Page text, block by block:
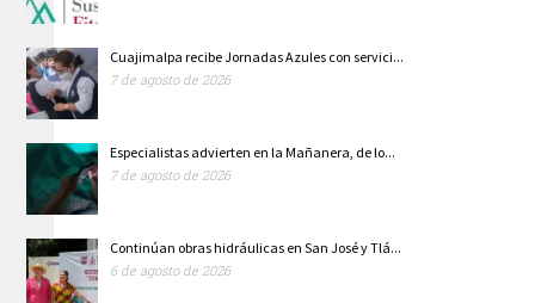
Cuajimalpa recibe Jornadas Azules con servici...
7 de agosto de 2026
Especialistas advierten en la Mañanera, de lo...
7 de agosto de 2026
Continúan obras hidráulicas en San José y Tlá...
6 de agosto de 2026